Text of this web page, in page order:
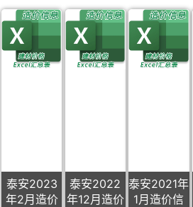
泰安2023
年2月造价
泰安2022
年12月造价
泰安2021年
1月造价信